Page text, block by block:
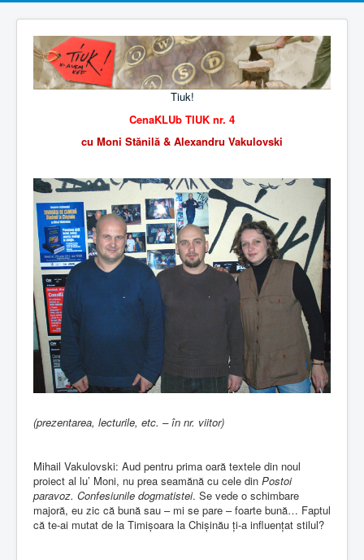
Tiuk!
CenaKLUb TIUK nr. 4
cu Moni Stănilă & Alexandru Vakulovski
(prezentarea, lecturile, etc. – în nr. viitor)
Mihail Vakulovski: Aud pentru prima oară textele din noul
proiect al lu’ Moni, nu prea seamănă cu cele din Postoi
paravoz. Confesiunile dogmatistei. Se vede o schimbare
majoră, eu zic că bună sau – mi se pare – foarte bună… Faptul
că te-ai mutat de la Timișoara la Chișinău ți-a influențat stilul?